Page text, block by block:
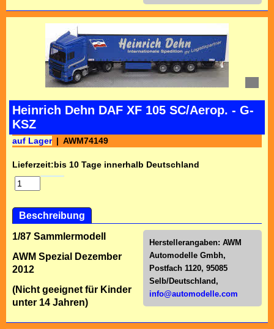
Heinrich Dehn DAF XF 105 SC/Aerop. - G-
KSZ
auf Lager AWM74149
Lieferzeit:bis 10 Tage innerhalb Deutschland
Beschreibung
Herstellerangaben: AWM
Automodelle Gmbh,
Postfach 1120, 95085
Selb/Deutschl and,
info@automodelle.com
1/87 Sammlermodell
AWM Spezial Dezember
2012
(Nicht geeignet für Kinder
unter 14 Jahren)